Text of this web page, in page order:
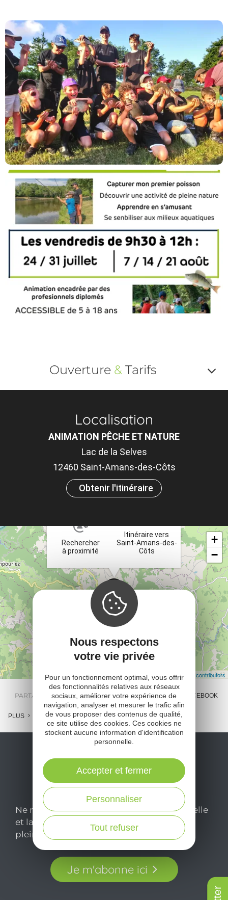
Ouverture & Tarifs
Localisation
ANIMATION PÊCHE ET NATURE
Lac de la Selves
12460 Saint-Amans-des-Côts
Obtenir l'itinéraire
Rechercher
à proximité
Itinéraire vers
Saint-Amans-des-
Côts
+
−
Leaflet| Map data ©OpenStreetMap contributors
PARTAGER : E-MAIL MESSENGER FACEBOOK
PLUS
Ne manquez pas notre newsletter mensuelle
et laissez-vous inspirer pour profiter
pleinement de votre séjour en Aveyron.
Je m'abonne ici
Nous respectons
votre vie privée
Pour un fonctionnement optimal, vous offrir
des fonctionnalités relatives aux réseaux
sociaux, améliorer votre expérience de
navigation, analyser et mesurer le trafic afin
de vous proposer des contenus de qualité,
ce site utilise des cookies. Ces cookies ne
stockent aucune information d'identification
personnelle.
Tout refuser
Personnaliser
Accepter et fermer